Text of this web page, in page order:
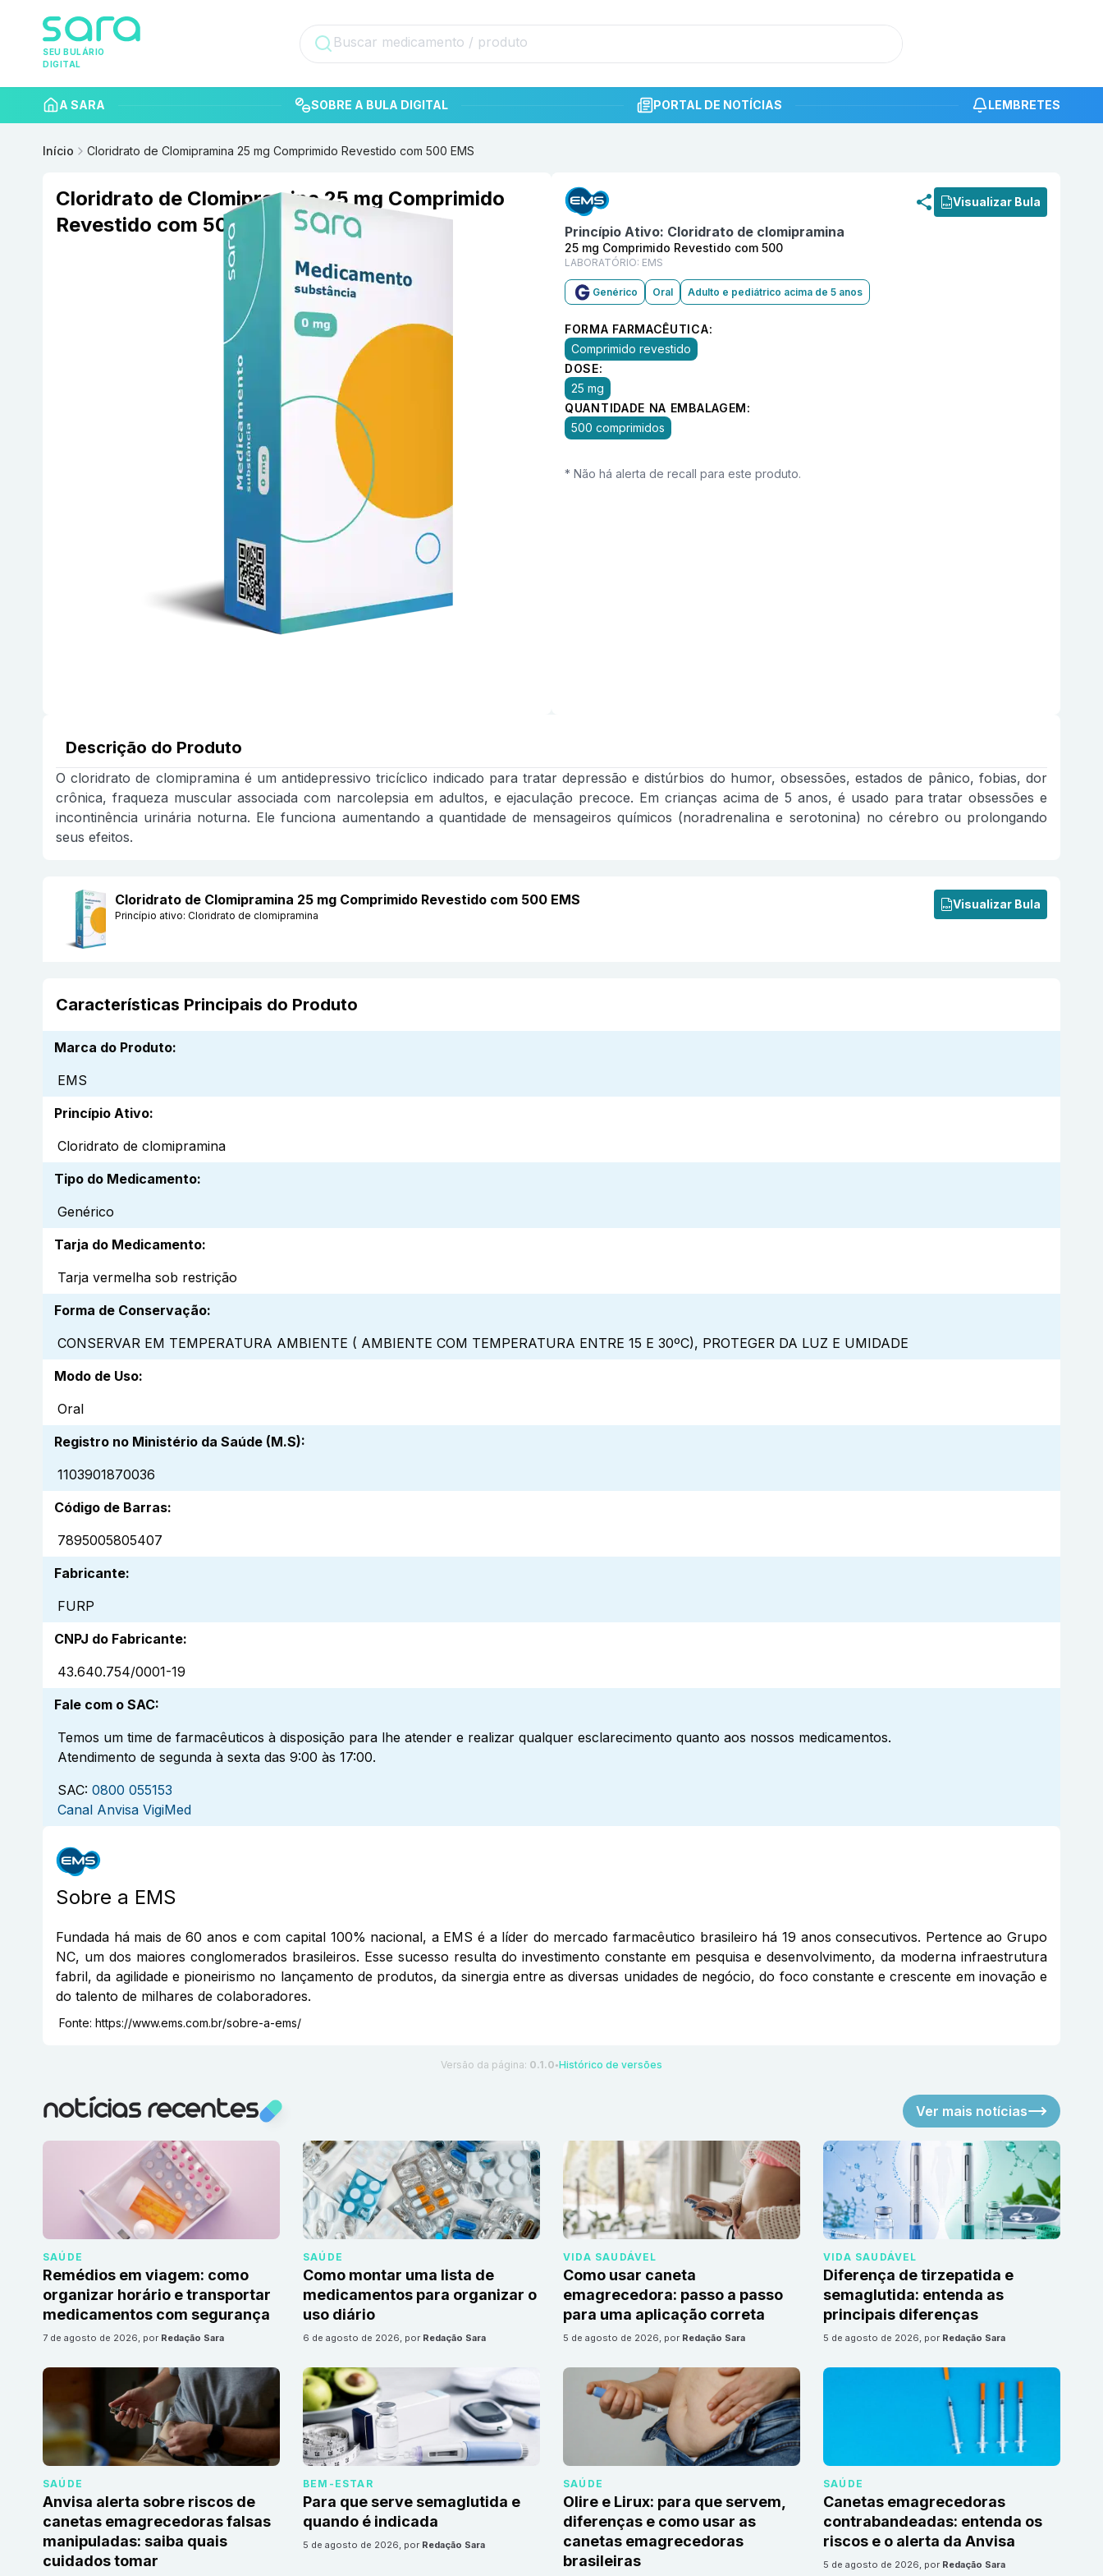
SEU BULÁRIO
DIGITAL
A SARA SOBRE A BULA DIGITAL PORTAL DE NOTÍCIAS LEMBRETES
Início Cloridrato de Clomipramina 25 mg Comprimido Revestido com 500 EMS
Cloridrato de Clomipramina 25 mg Comprimido
Revestido com 500 EMS
Visualizar Bula
Princípio Ativo: Cloridrato de clomipramina
25 mg Comprimido Revestido com 500
LABORATÓRIO: EMS
Genérico Oral Adulto e pediátrico acima de 5 anos
FORMA FARMACÊUTICA:
Comprimido revestido
DOSE:
25 mg
QUANTIDADE NA EMBALAGEM:
500 comprimidos
* Não há alerta de recall para este produto.
Descrição do Produto
O cloridrato de clomipramina é um antidepressivo tricíclico indicado para tratar depressão e distúrbios do humor, obsessões, estados de pânico, fobias, dor
crônica, fraqueza muscular associada com narcolepsia em adultos, e ejaculação precoce. Em crianças acima de 5 anos, é usado para tratar obsessões e
incontinência urinária noturna. Ele funciona aumentando a quantidade de mensageiros químicos (noradrenalina e serotonina) no cérebro ou prolongando
seus efeitos.
Cloridrato de Clomipramina 25 mg Comprimido Revestido com 500 EMS
Princípio ativo: Cloridrato de clomipramina
Visualizar Bula
Características Principais do Produto
Marca do Produto:
EMS
Princípio Ativo:
Cloridrato de clomipramina
Tipo do Medicamento:
Genérico
Tarja do Medicamento:
Tarja vermelha sob restrição
Forma de Conservação:
CONSERVAR EM TEMPERATURA AMBIENTE ( AMBIENTE COM TEMPERATURA ENTRE 15 E 30ºC), PROTEGER DA LUZ E UMIDADE
Modo de Uso:
Oral
Registro no Ministério da Saúde (M.S):
1103901870036
Código de Barras:
7895005805407
Fabricante:
FURP
CNPJ do Fabricante:
43.640.754/0001-19
Fale com o SAC:
Temos um time de farmacêuticos à disposição para lhe atender e realizar qualquer esclarecimento quanto aos nossos medicamentos.
Atendimento de segunda à sexta das 9:00 às 17:00.
SAC: 0800 055153
Canal Anvisa VigiMed
Sobre a EMS
Fundada há mais de 60 anos e com capital 100% nacional, a EMS é a líder do mercado farmacêutico brasileiro há 19 anos consecutivos. Pertence ao Grupo
NC, um dos maiores conglomerados brasileiros. Esse sucesso resulta do investimento constante em pesquisa e desenvolvimento, da moderna infraestrutura
fabril, da agilidade e pioneirismo no lançamento de produtos, da sinergia entre as diversas unidades de negócio, do foco constante e crescente em inovação e
do talento de milhares de colaboradores.
Fonte: https://www.ems.com.br/sobre-a-ems/
Versão da página: 0.1.0 ●Histórico de versões
notícias recentes Ver mais notícias
SAÚDE
Remédios em viagem: como
organizar horário e transportar
medicamentos com segurança
7 de agosto de 2026, por Redação Sara
SAÚDE
Como montar uma lista de
medicamentos para organizar o
uso diário
6 de agosto de 2026, por Redação Sara
VIDA SAUDÁVEL
Como usar caneta
emagrecedora: passo a passo
para uma aplicação correta
5 de agosto de 2026, por Redação Sara
VIDA SAUDÁVEL
Diferença de tirzepatida e
semaglutida: entenda as
principais diferenças
5 de agosto de 2026, por Redação Sara
SAÚDE
Anvisa alerta sobre riscos de
canetas emagrecedoras falsas
manipuladas: saiba quais
cuidados tomar
BEM-ESTAR
Para que serve semaglutida e
quando é indicada
5 de agosto de 2026, por Redação Sara
SAÚDE
Olire e Lirux: para que servem,
diferenças e como usar as
canetas emagrecedoras
brasileiras
SAÚDE
Canetas emagrecedoras
contrabandeadas: entenda os
riscos e o alerta da Anvisa
5 de agosto de 2026, por Redação Sara